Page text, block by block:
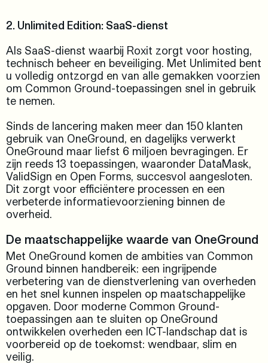
2. Unlimited Edition: SaaS-dienst
Als SaaS-dienst waarbij Roxit zorgt voor hosting,
technisch beheer en beveiliging. Met Unlimited bent
u volledig ontzorgd en van alle gemakken voorzien
om Common Ground-toepassingen snel in gebruik
te nemen.
Sinds de lancering maken meer dan 150 klanten
gebruik van OneGround, en dagelijks verwerkt
OneGround maar liefst 6 miljoen bevragingen. Er
zijn reeds 13 toepassingen, waaronder DataMask,
ValidSign en Open Forms, succesvol aangesloten.
Dit zorgt voor efficiëntere processen en een
verbeterde informatievoorziening binnen de
overheid.
De maatschappelijke waarde van OneGround
Met OneGround komen de ambities van Common
Ground binnen handbereik: een ingrijpende
verbetering van de dienstverlening van overheden
en het snel kunnen inspelen op maatschappelijke
opgaven. Door moderne Common Ground-
toepassingen aan te sluiten op OneGround
ontwikkelen overheden een ICT-landschap dat is
voorbereid op de toekomst: wendbaar, slim en
veilig.